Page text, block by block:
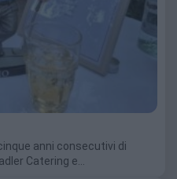
anni consecutivi di
Catering e…